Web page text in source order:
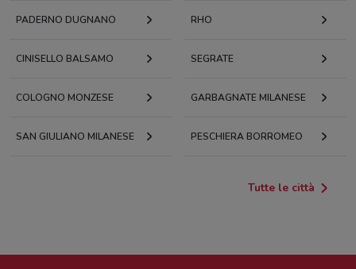
PADERNO DUGNANO RHO
CINISELLO BALSAMO SEGRATE
COLOGNO MONZESE GARBAGNATE MILANESE
SAN GIULIANO MILANESE PESCHIERA BORROMEO
Tutte le città